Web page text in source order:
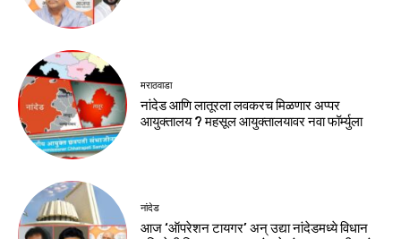
मराठवाडा
नांदेड आणि लातूरला लवकरच मिळणार अप्पर
आयुक्तालय ? महसूल आयुक्तालयावर नवा फॉर्म्युला
नांदेड
आज ‘ऑपरेशन टायगर’ अन् उद्या नांदेडमध्ये विधान